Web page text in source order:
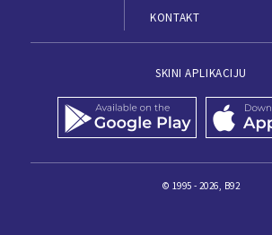
KONTAKT
SKINI APLIKACIJU
© 1995 - 2026, B92